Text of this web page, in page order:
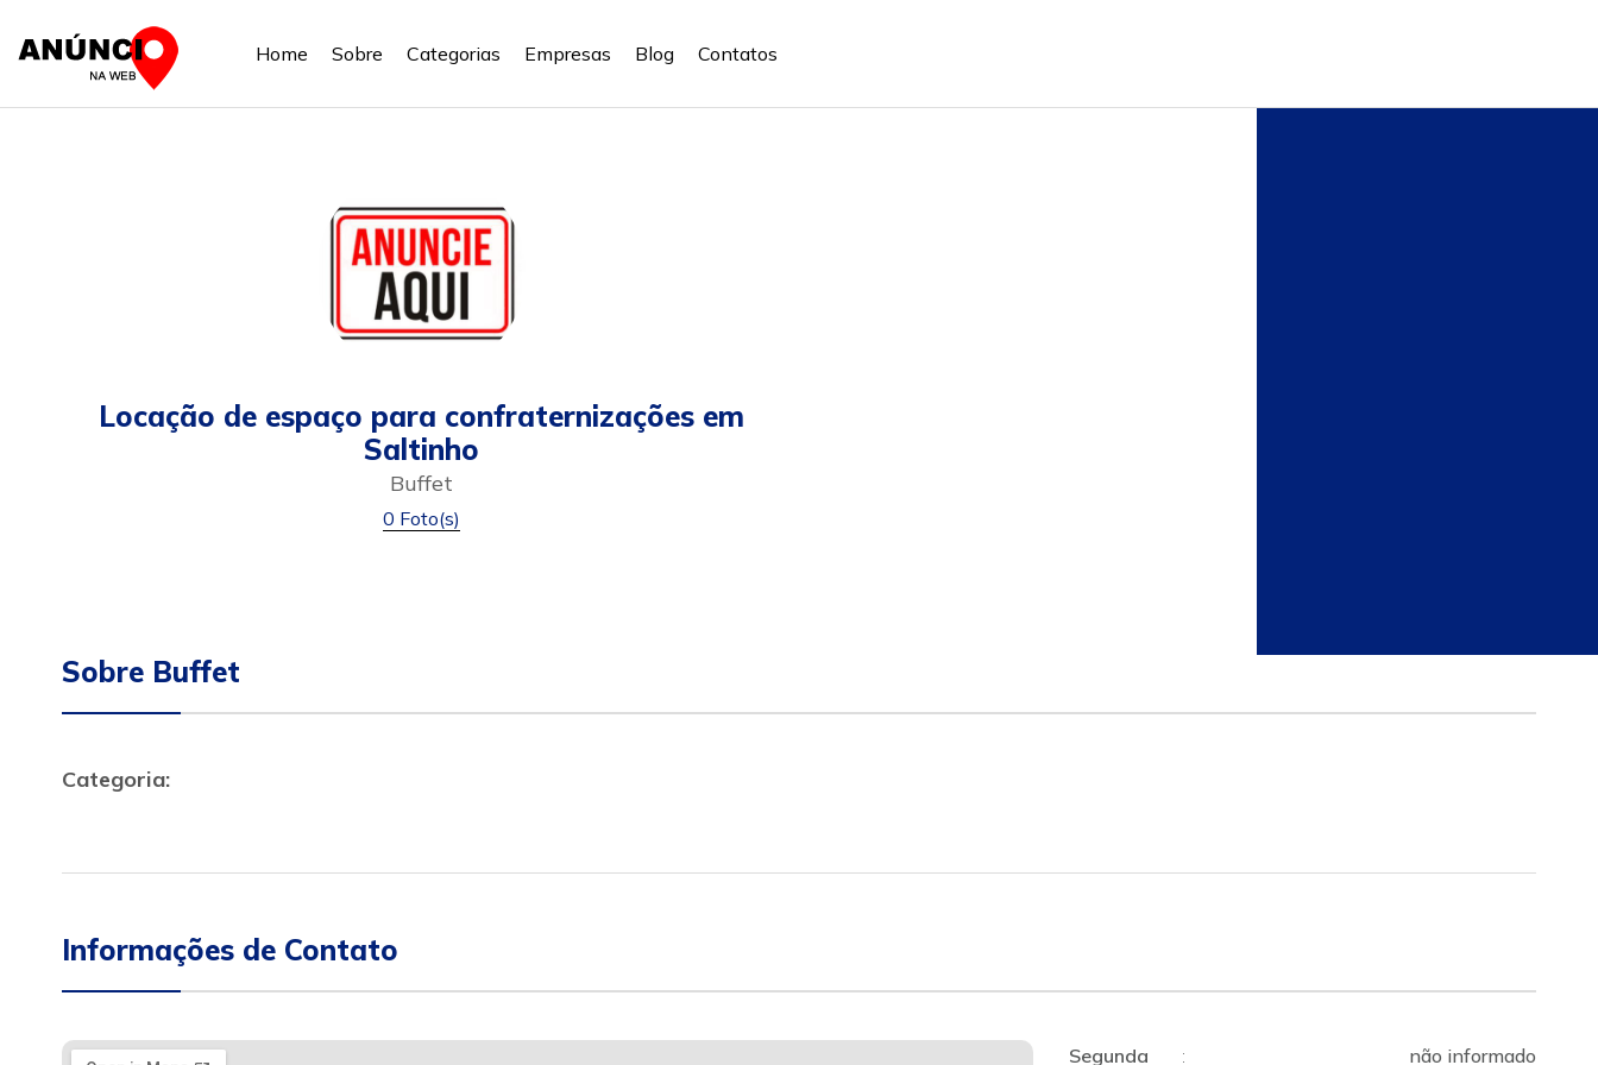
Home Sobre Categorias Empresas Blog Contatos
Locação de espaço para confraternizações em
Saltinho
Buffet
0 Foto(s)
Sobre Buffet
Categoria:
Informações de Contato
Segunda :
não informado